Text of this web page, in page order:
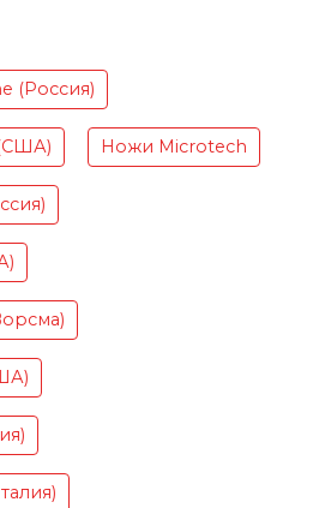
(Россия)
Ножи Microtech